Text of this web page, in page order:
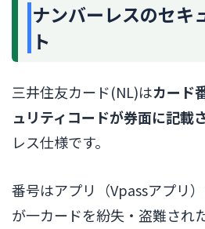
ナンバーレスのセキ
ト
三井住友カード(NL)はカード
ュリティコードが券面に記載
レス仕様です。
番号はアプリ（Vpassアプリ
が一カードを紛失・盗難され